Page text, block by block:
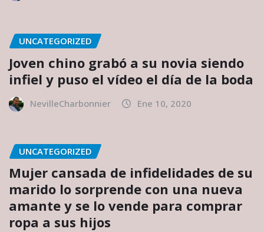
UNCATEGORIZED
Joven chino grabó a su novia siendo
infiel y puso el vídeo el día de la boda
NevilleCharbonnier Ene 10, 2020
UNCATEGORIZED
Mujer cansada de infidelidades de su
marido lo sorprende con una nueva
amante y se lo vende para comprar
ropa a sus hijos